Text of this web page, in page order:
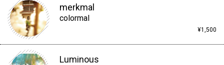
merkmal
colormal
¥1,500
Luminous